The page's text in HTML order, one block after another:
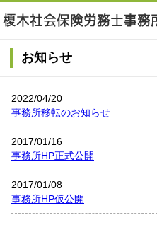
お知らせ
2022/04/20
事務所移転のお知らせ
2017/01/16
事務所HP正式公開
2017/01/08
事務所HP仮公開